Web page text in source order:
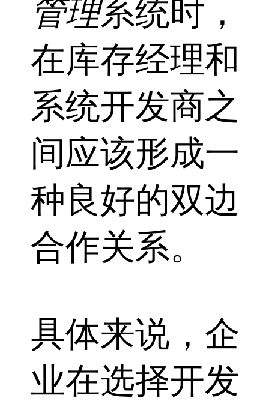
管理系统时，
在库存经理和
系统开发商之
间应该形成一
种良好的双边
合作关系。
具体来说，企
业在选择开发